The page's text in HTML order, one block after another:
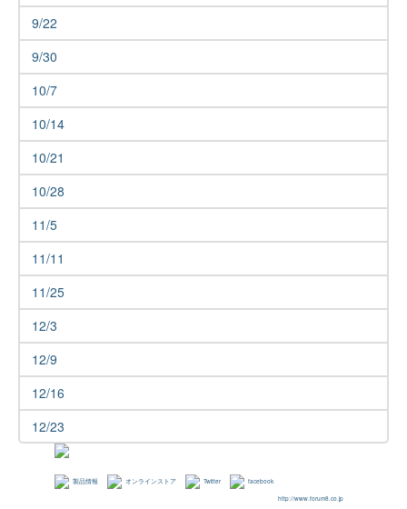
9/22
9/30
10/7
10/14
10/21
10/28
11/5
11/11
11/25
12/3
12/9
12/16
12/23
製品情報 オンラインストア Twitter facebook
http://www.forum8.co.jp